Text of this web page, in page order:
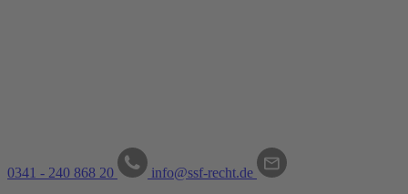
0341 - 240 868 20 info@ssf-recht.de